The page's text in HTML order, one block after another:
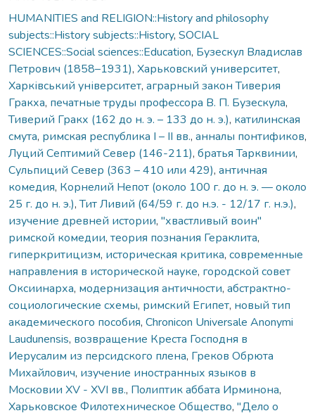
HUMANITIES and RELIGION::History and philosophy
subjects::History subjects::History, SOCIAL
SCIENCES::Social sciences::Education, Бузескул Владислав
Петрович (1858–1931), Харьковский университет,
Харківський університет, аграрный закон Тиверия
Гракха, печатные труды профессора В. П. Бузескула,
Тиверий Гракх (162 до н. э. – 133 до н. э.), катилинская
смута, римская республика I – II вв., анналы понтификов,
Луций Септимий Север (146-211), братья Тарквинии,
Сульпиций Север (363 – 410 или 429), античная
комедия, Корнелий Непот (около 100 г. до н. э. — около
25 г. до н. э.),Тит Ливий (64/59 г. до н.э. - 12/17 г. н.э.),
изучение древней истории, "хвастливый воин"
римской комедии, теория познания Гераклита,
гиперкритицизм, историческая критика, современные
направления в исторической науке, городской совет
Оксиинарха, модернизация античности, абстрактно-
социологические схемы, римский Египет, новый тип
академического пособия, Chronicon Universale Anonymi
Laudunensis, возвращение Креста Господня в
Иерусалим из персидского плена, Греков Обрюта
Михайлович, изучение иностранных языков в
Московии ХV - ХVI вв., Полиптик аббата Ирминона,
Харьковское Филотехническое Общество, "Дело о